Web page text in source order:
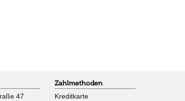
47
Zahlmethoden
Kreditkarte